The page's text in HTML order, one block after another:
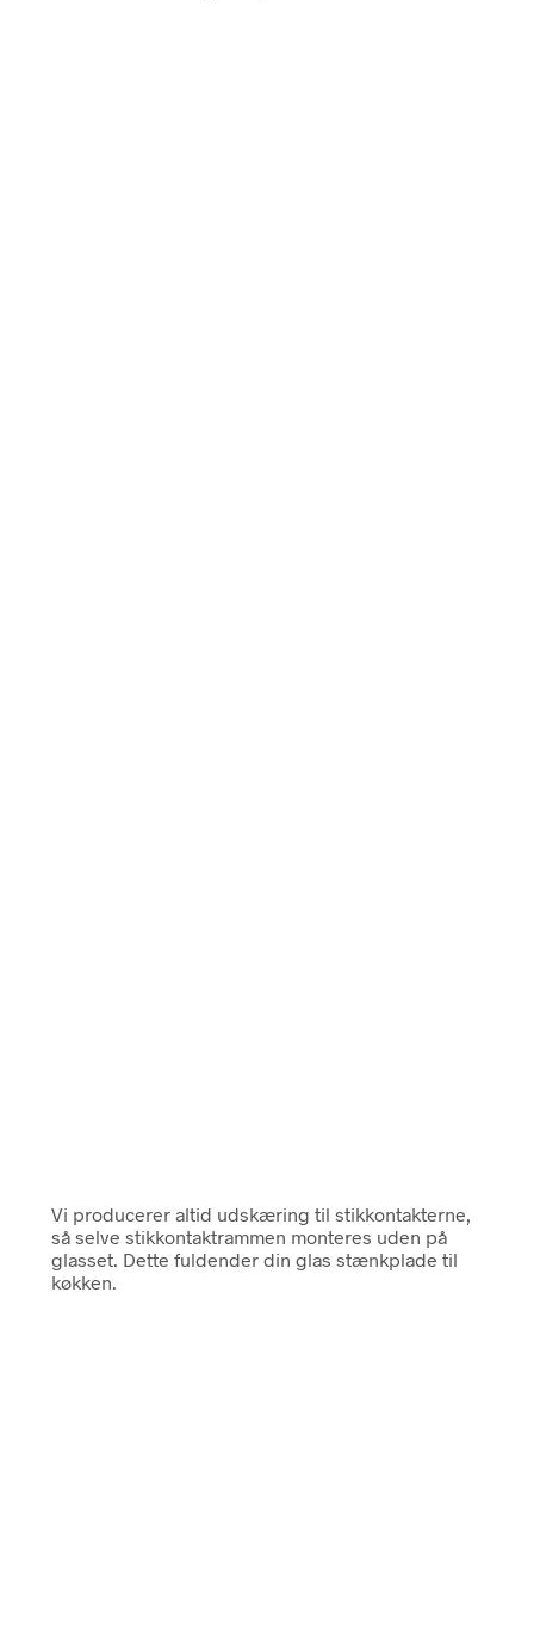
Vi producerer altid udskæring til stikkontakterne,
så selve stikkontaktrammen monteres uden på
glasset. Dette fuldender din glas stænkplade til
køkken.